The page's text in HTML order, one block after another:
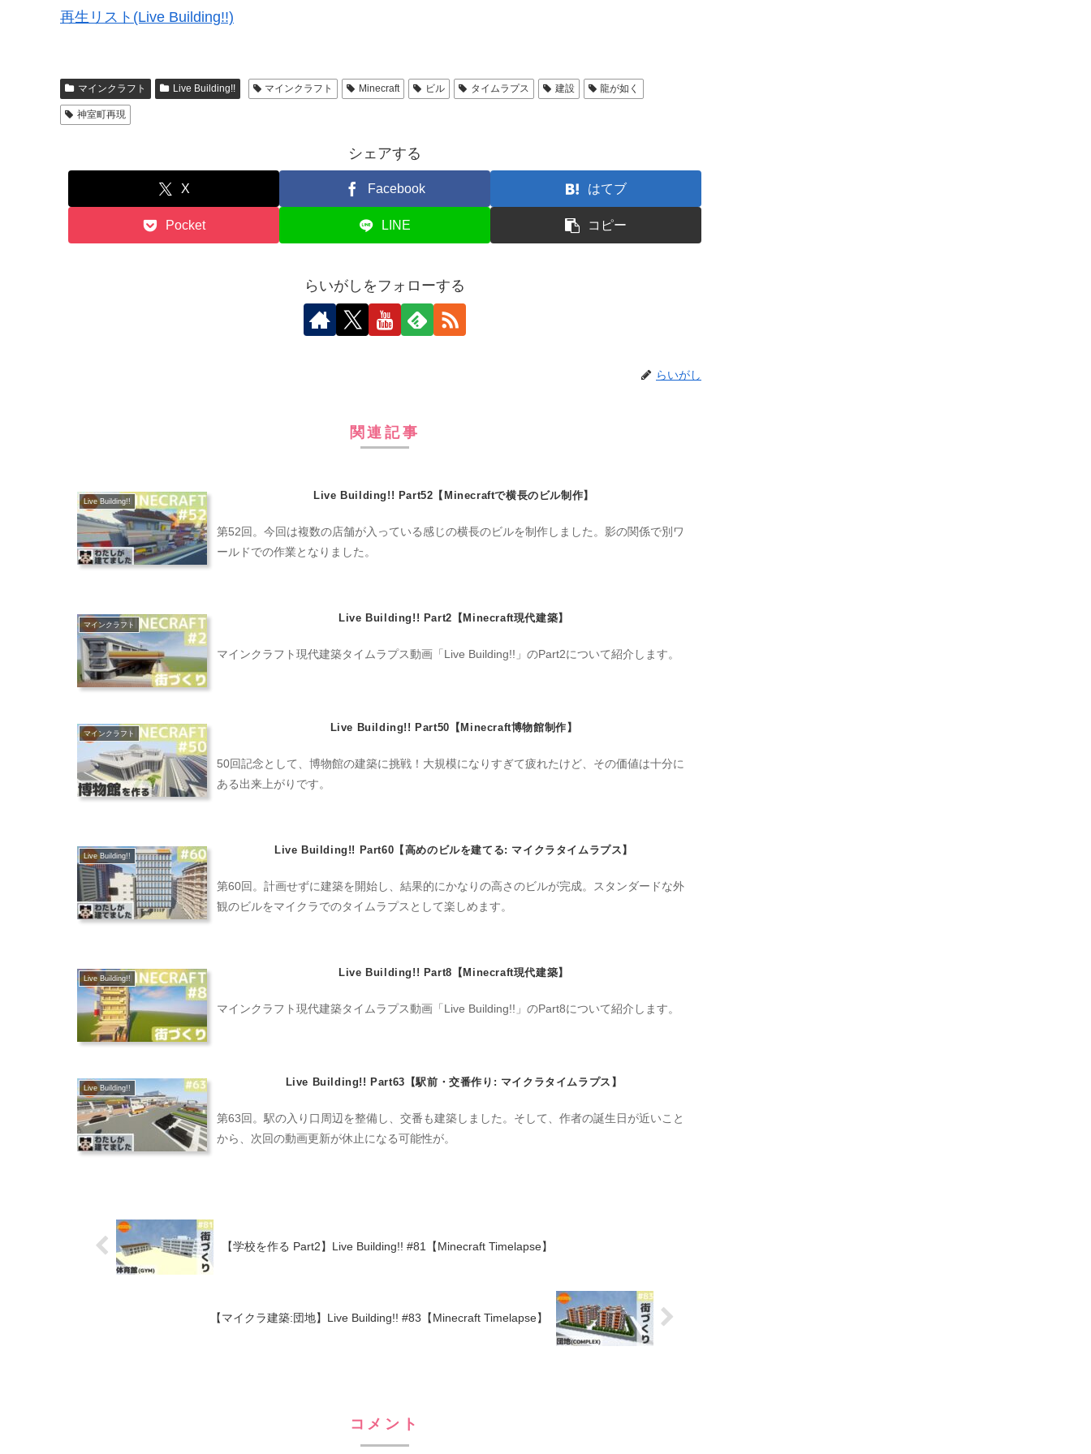
再生リスト(Live Building!!)
マインクラフト Live Building!! マインクラフト Minecraft ビル タイムラプス 建設 龍が如く
神室町再現
シェアする
X Facebook はてブ
Pocket LINE コピー
らいがしをフォローする
らいがし
関連記事
Live Building!!
Live Building!! Part52【Minecraftで横長のビル制作】
第52回。今回は複数の店舗が入っている感じの横長のビルを制作しました。影の関係で別ワ
ールドでの作業となりました。
マインクラフト
Live Building!! Part2【Minecraft現代建築】
マインクラフト現代建築タイムラプス動画「Live Building!!」のPart2について紹介します。
マインクラフト
Live Building!! Part50【Minecraft博物館制作】
50回記念として、博物館の建築に挑戦！大規模になりすぎて疲れたけど、その価値は十分に
ある出来上がりです。
Live Building!!
Live Building!! Part60【高めのビルを建てる: マイクラタイムラプス】
第60回。計画せずに建築を開始し、結果的にかなりの高さのビルが完成。スタンダードな外
観のビルをマイクラでのタイムラプスとして楽しめます。
Live Building!!
Live Building!! Part8【Minecraft現代建築】
マインクラフト現代建築タイムラプス動画「Live Building!!」のPart8について紹介します。
Live Building!!
Live Building!! Part63【駅前・交番作り: マイクラタイムラプス】
第63回。駅の入り口周辺を整備し、交番も建築しました。そして、作者の誕生日が近いこと
から、次回の動画更新が休止になる可能性が。
【学校を作る Part2】Live Building!! #81【Minecraft Timelapse】
【マイクラ建築:団地】Live Building!! #83【Minecraft Timelapse】
コメント